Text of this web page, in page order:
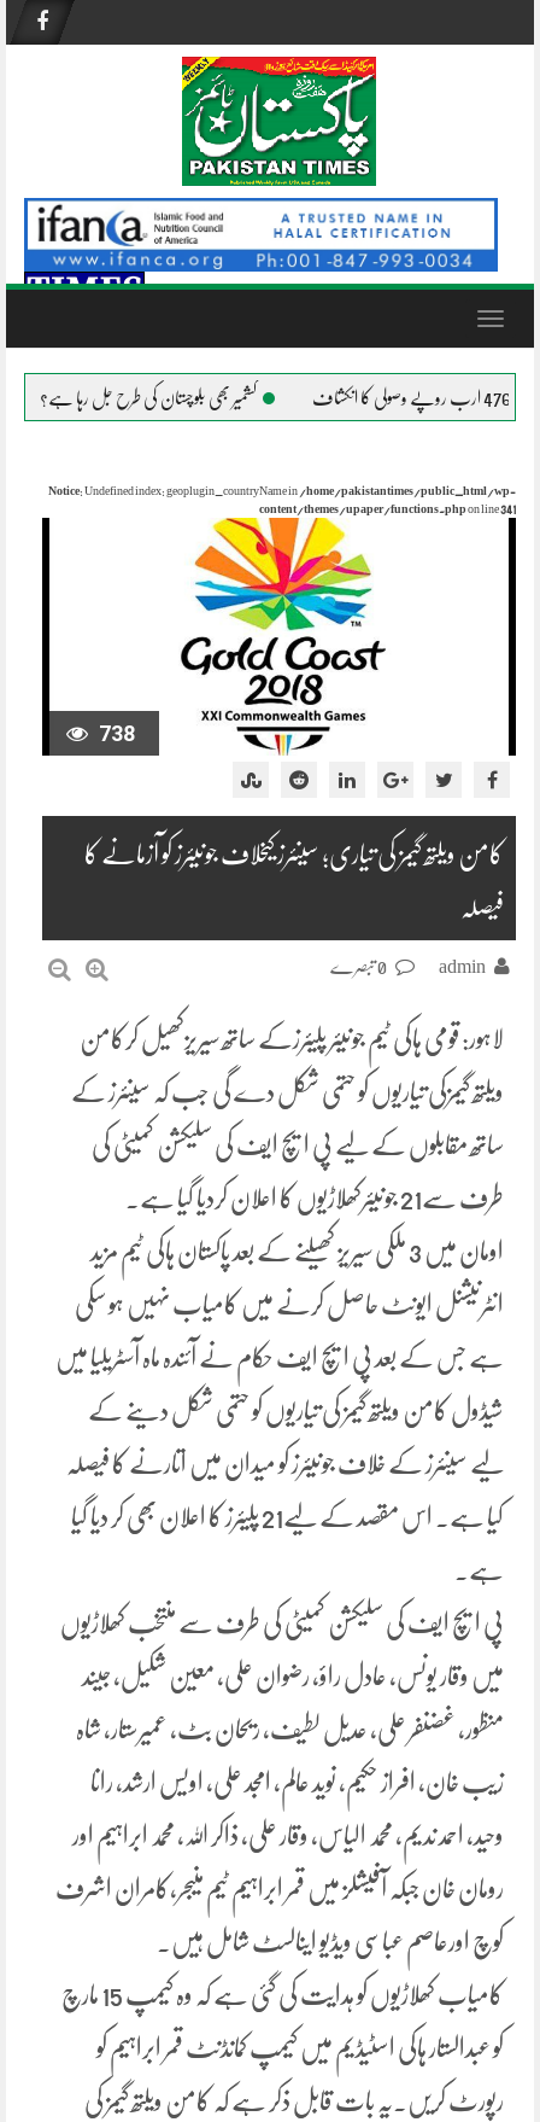
content
Toggle
کشمیر بھی بلوچستان کی طرح جل رہا ہے؟ افغانستان میں
Notice: Undefined index: geoplugin_countryName in /home/pakistantimes/public_html/wp-
content/themes/upaper/functions.php on line341
738
کامن ویلتھ گیمز کی تیاری؛ سینئرز کیخلاف جونیئرز کو آزمانے کا
فیصلہ
admin
لاہور: قومی ہاکی ٹیم جونیئر پلیئرزکے ساتھ سیریزکھیل کرکامن
ویلتھ گیمزکی تیاریوں کو حتمی شکل دے گی جب کہ سینئرز کے
ساتھ مقابلوں کے لیے پی ایچ ایف کی سلیکشن کمیٹی کی
طرف سے21 جونیئرکھلاڑیوں کا اعلان کردیا گیا ہے۔
اومان میں 3 ملکی سیریز کھیلنے کے بعد پاکستان ہاکی ٹیم مزید
انٹرنیشنل ایونٹ حاصل کرنے میں کامیاب نہیں ہو سکی
ہے جس کے بعد پی ایچ ایف حکام نے آئندہ ماہ آسٹریلیا میں
شیڈول کامن ویلتھ گیمز کی تیاریوں کو حتمی شکل دینے کے
لیے سینئرز کے خلاف جونیئرز کو میدان میں اتارنے کا فیصلہ
کیا ہے۔ اس مقصد کے لیے21 پلیئرز کا اعلان بھی کر دیا گیا
ہے۔
پی ایچ ایف کی سلیکشن کمیٹی کی طرف سے منتخب کھلاڑیوں
میں وقار یونس، عادل راؤ، رضوان علی، معین شکیل، جیند
منظور، غضنفر علی، عدیل لطیف، ریحان بٹ، عمیرستار، شاہ
زیب خان، افراز حکیم، نوید عالم، امجد علی، اویس ارشد، رانا
وحید، احمد ندیم، محمد الیاس، وقار علی، ذاکر اللہ، محمد ابراہیم اور
رومان خان جبکہ آفیشلز میں قمر ابراہیم ٹیم منیجر،کامران اشرف
کوچ اورعاصم عباسی ویڈیو اینالسٹ شامل ہیں۔
کامیاب کھلاڑیوں کو ہدایت کی گئی ہے کہ وہ کیمپ 15 مارچ
کو عبدالستار ہاکی اسٹیڈیم میں کیمپ کمانڈنٹ قمر ابراہیم کو
رپورٹ کریں۔یہ بات قابل ذکر ہے کہ کامن ویلتھ گیمز کی